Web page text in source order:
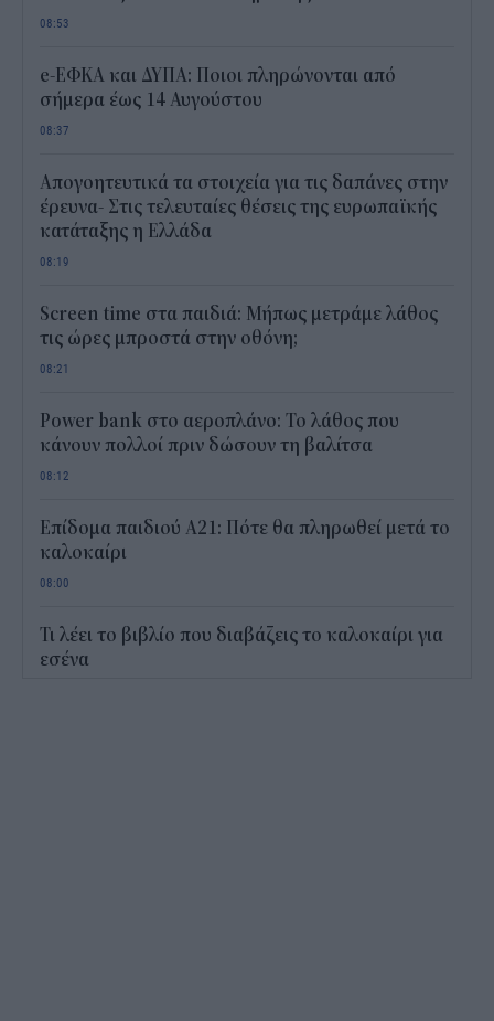
08:53
e-ΕΦΚΑ και ΔΥΠΑ: Ποιοι πληρώνονται από
σήμερα έως 14 Αυγούστου
08:37
Απογοητευτικά τα στοιχεία για τις δαπάνες στην
έρευνα- Στις τελευταίες θέσεις της ευρωπαϊκής
κατάταξης η Ελλάδα
08:19
Screen time στα παιδιά: Μήπως μετράμε λάθος
τις ώρες μπροστά στην οθόνη;
08:21
Power bank στο αεροπλάνο: Το λάθος που
κάνουν πολλοί πριν δώσουν τη βαλίτσα
08:12
Επίδομα παιδιού Α21: Πότε θα πληρωθεί μετά το
καλοκαίρι
08:00
Τι λέει το βιβλίο που διαβάζεις το καλοκαίρι για
εσένα